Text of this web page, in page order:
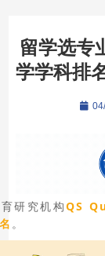
留学选专
学学科排
研究机构QS
。